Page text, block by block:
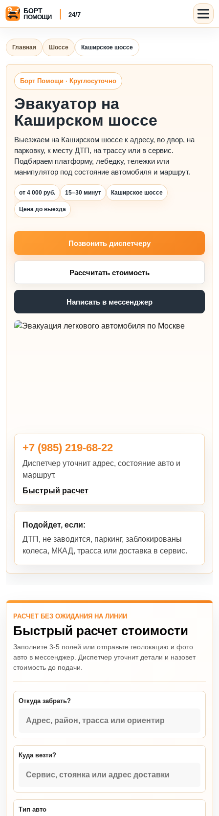
Главная Шоссе Каширское шоссе
Борт Помощи · Круглосуточно
Эвакуатор на
Каширском шоссе
Выезжаем на Каширском шоссе к адресу, во двор, на
парковку, к месту ДТП, на трассу или в сервис.
Подбираем платформу, лебедку, тележки или
манипулятор под состояние автомобиля и маршрут.
от 4 000 руб. 15–30 минут Каширское шоссе
Цена до выезда
Позвонить диспетчеру
Рассчитать стоимость
Написать в мессенджер
+7 (985) 219-68-22
Диспетчер уточнит адрес, состояние авто и
маршрут.
Быстрый расчет
Подойдет, если:
ДТП, не заводится, паркинг, заблокированы
колеса, МКАД, трасса или доставка в сервис.
РАСЧЕТ БЕЗ ОЖИДАНИЯ НА ЛИНИИ
Быстрый расчет стоимости
Заполните 3-5 полей или отправьте геолокацию и фото
авто в мессенджер. Диспетчер уточнит детали и назовет
стоимость до подачи.
Откуда забрать?
Куда везти?
Тип авто